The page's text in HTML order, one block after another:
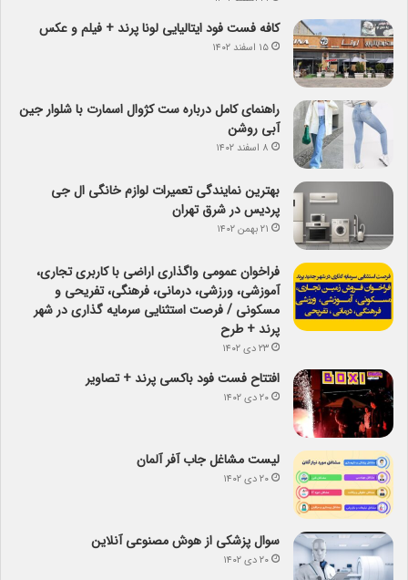
کافه فست فود ایتالیایی لونا پرند + فیلم و عکس
۱۵ اسفند ۱۴۰۲
راهنمای کامل درباره ست کژوال اسمارت با شلوار جین
آبی روشن
۸ اسفند ۱۴۰۲
بهترین نمایندگی تعمیرات لوازم خانگی ال جی
پردیس در شرق تهران
۲۱ بهمن ۱۴۰۲
فراخوان عمومی واگذاری اراضی با کاربری تجاری،
آموزشی، ورزشی، درمانی، فرهنگی، تفریحی و
مسکونی / فرصت استثنایی سرمایه گذاری در شهر
پرند + طرح
۲۳ دی ۱۴۰۲
افتتاح فست فود باکسی پرند + تصاویر
۲۰ دی ۱۴۰۲
لیست مشاغل جاب آفر آلمان
۲۰ دی ۱۴۰۲
سوال پزشکی از هوش مصنوعی آنلاین
۲۰ دی ۱۴۰۲